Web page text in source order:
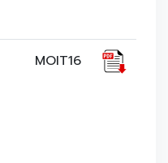
MOIT16